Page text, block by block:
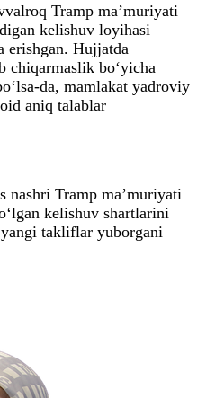
Tramp ma’muriyati
kelishuv loyihasi
erishgan. Hujjatda
chiqarmaslik bo‘yicha
da, mamlakat yadroviy
aniq talablar
nashri Tramp ma’muriyati
kelishuv shartlarini
takliflar yuborgani